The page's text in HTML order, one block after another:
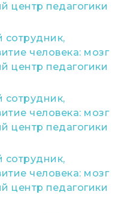
центр педагогики
человека: мозг
центр педагогики
человека: мозг
центр педагогики
человека: мозг
центр педагогики